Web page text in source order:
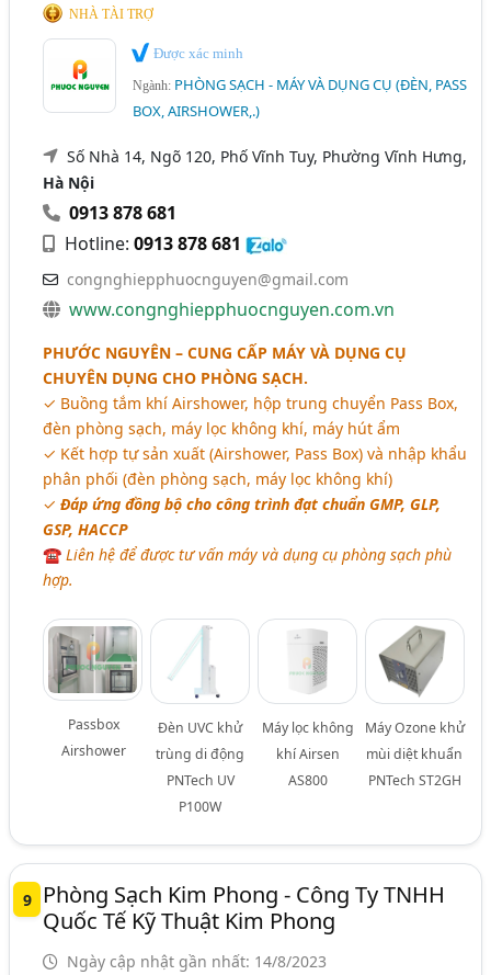
NHÀ TÀI TRỢ
Được xác minh
Ngành: PHÒNG SẠCH - MÁY VÀ DỤNG CỤ (ĐÈN, PASS
BOX, AIRSHOWER,.)
Số Nhà 14, Ngõ 120, Phố Vĩnh Tuy, Phường Vĩnh Hưng,
Hà Nội
0913 878 681
Hotline:0913 878 681
congnghiepphuocnguyen@gmail.com
www.congnghiepphuocnguyen.com.vn
PHƯỚC NGUYÊN – CUNG CẤP MÁY VÀ DỤNG CỤ
CHUYÊN DỤNG CHO PHÒNG SẠCH.
✓ Buồng tắm khí Airshower, hộp trung chuyển Pass Box,
đèn phòng sạch, máy lọc không khí, máy hút ẩm
✓ Kết hợp tự sản xuất (Airshower, Pass Box) và nhập khẩu
phân phối (đèn phòng sạch, máy lọc không khí)
✓Đáp ứng đồng bộ cho công trình đạt chuẩn GMP, GLP,
GSP, HACCP
☎Liên hệ để được tư vấn máy và dụng cụ phòng sạch phù
hợp.
Passbox
Airshower
Đèn UVC khử
trùng di động
PNTech UV
P100W
Máy lọc không
khí Airsen
AS800
Máy Ozone khử
mùi diệt khuẩn
PNTech ST2GH
9
Phòng Sạch Kim Phong - Công Ty TNHH
Quốc Tế Kỹ Thuật Kim Phong
Ngày cập nhật gần nhất: 14/8/2023